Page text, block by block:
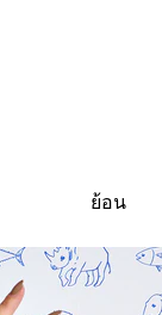
ย้อน